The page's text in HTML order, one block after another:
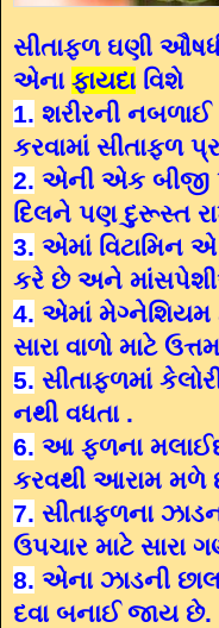
સીતાફળ ઘણી
એના ફાયદાવિશે
1. શરીરની
કરવામાં સીતાફળ
2. એની એક બીજી
દિલને પણ દુરૂસ્ત
3. એમાં વિટામિન એ
કરે છે અને
4. એમાં મેગ્નેશિયમ
સારા વાળો માટે
5. સીતાફળમાં
નથી વધતા .
6. આ ફળના
કરવથી આરામ મળે
7. સીતાફળના
ઉપચાર માટે સારા
8. એના ઝાડની
દવા બનાઈ જાય છે.